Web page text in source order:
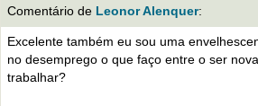
Comentário de Leonor Alenquer:
Excelente também eu sou uma
no desemprego o que faço entre o ser
trabalhar?